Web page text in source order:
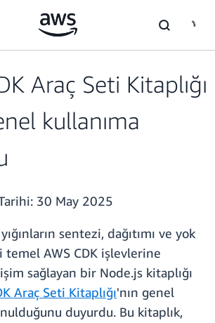
Araç Seti Kitaplığı
kullanıma
30 May 2025
sentezi, dağıtımı ve yok
AWS CDK işlevlerine
sağlayan bir Node.js kitaplığı
Araç Seti Kitaplığı'nın genel
duyurdu. Bu kitaplık,